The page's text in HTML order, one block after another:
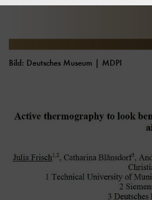
Bild: Deutsches Museum | MDPI